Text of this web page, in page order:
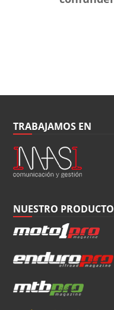
TRABAJAMOS EN
NUESTRO